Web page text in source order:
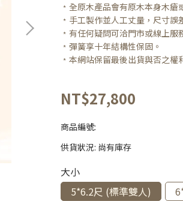
﹡全原木產品會有原木本身木
﹡手工製作並人工丈量，尺寸
﹡有任何疑問可洽門市或線上服
﹡彈簧享十年結構性保固。
﹡本網站保留最後出貨與否之權
NT$27,800
商品編號:
供貨狀況: 尚有庫存
大小
5*6.2尺 (標準雙人)